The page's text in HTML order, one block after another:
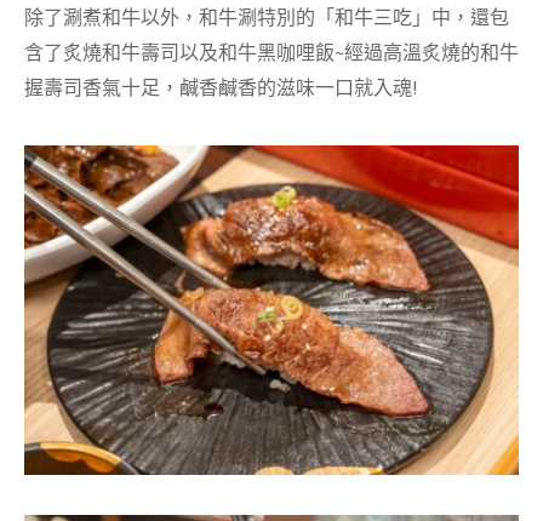
除了涮煮和牛以外，和牛涮特別的「和牛三吃」中，還包
含了炙燒和牛壽司以及和牛黑咖哩飯~經過高溫炙燒的和牛
握壽司香氣十足，鹹香鹹香的滋味一口就入魂!